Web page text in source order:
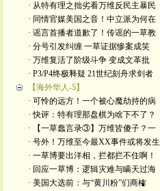
· 从特有理之拙劣看万维反民主暴民
· 同情官媒美国之音！中立派为何在
· 谣言首播者道歉了！传谣的一草教
· 分号引发纠缠 一草证据惨案成笑
· 万维复活了阶级斗争 变成文革批
· P3/P4终极释疑 21世纪刻舟求剑者
【海外华人-5】
· 可怜的远方！一个被心魔劫持的病
· 快评：特有理那盘棋为啥下不了？
· 【一草蠢言录③】万维皆傻子？一
· 号外！万维至今最XX事件或将发生
· 一草博要出洋相，拦都拦不住啊！
· 回应一草博：逻辑灾难与瞒天过海
· 美国大选前：与“黄川粉”们商榷